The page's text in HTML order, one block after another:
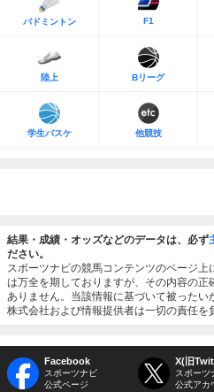
バドミントン F1
陸上 Bリーグ
学生バスケ 他競技
結果・成績・オッズなどのデータは、必ず
ださい。
スポーツナビの競馬コンテンツのページ
は万全を期しておりますが、その内容の
ありません。当該情報に基づいて被った
株式会社および情報提供者は一切の責任を
Facebook
スポーツナビ
公式ページ
X(旧
スポーツ
公式アカ